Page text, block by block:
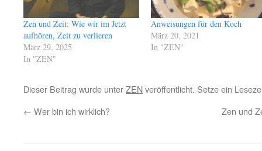
Zen und Zeit: Wie wir im Jetzt
aufhören, Zeit zu verlieren
März 29, 2025
In "ZEN"
Anweisungen für den Koch
März 20, 2021
In "ZEN"
Dieser Beitrag wurde unterZENveröffentlicht. Setze ein
← Wer bin ich wirklich? Zen und